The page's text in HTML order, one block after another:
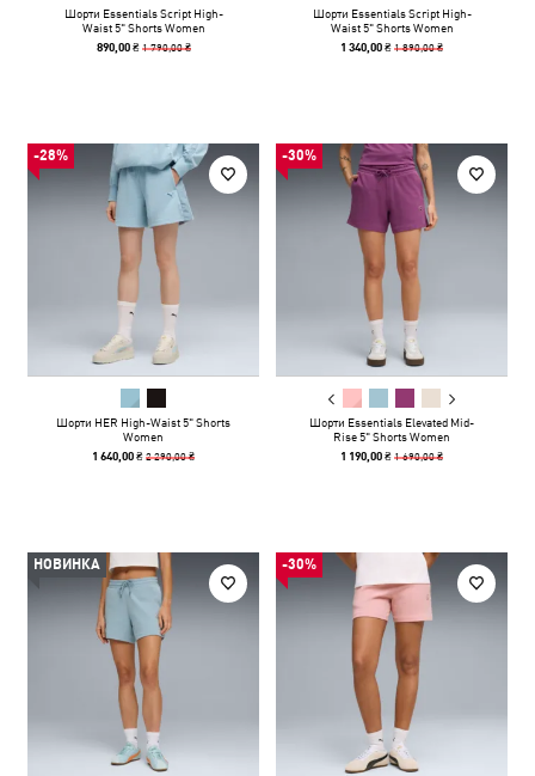
Шорти Essentials Script High-
Waist 5" Shorts Women
890,00 ₴ 1 790,00 ₴
Шорти Essentials Script High-
Waist 5" Shorts Women
1 340,00 ₴1 890,00 ₴
-28%
Шорти HER High-Waist 5" Shorts
Women
1 640,00 ₴2 290,00 ₴
-30%
Шорти Essentials Elevated Mid-
Rise 5" Shorts Women
1 190,00 ₴1 690,00 ₴
НОВИНКА -30%